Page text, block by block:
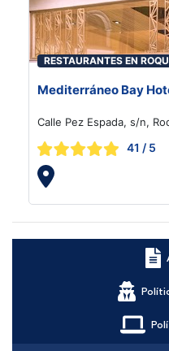
RESTAURANTES EN
Mediterráneo Bay
Calle Pez Espada, s/n,
41 / 5